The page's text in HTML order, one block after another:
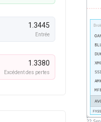
1.3445
Entrée
1.3380
Excédent des pertes